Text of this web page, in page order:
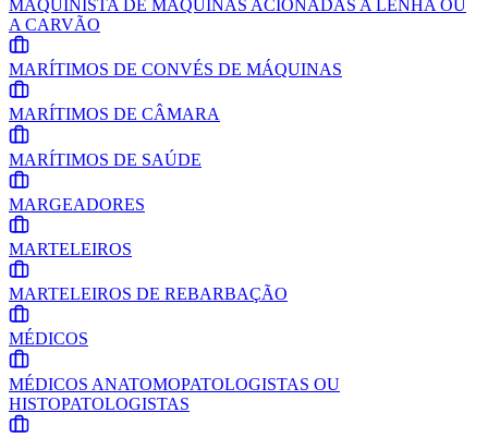
MAQUINISTA DE MÁQUINAS ACIONADAS A LENHA OU
A CARVÃO
MARÍTIMOS DE CONVÉS DE MÁQUINAS
MARÍTIMOS DE CÂMARA
MARÍTIMOS DE SAÚDE
MARGEADORES
MARTELEIROS
MARTELEIROS DE REBARBAÇÃO
MÉDICOS
MÉDICOS ANATOMOPATOLOGISTAS OU
HISTOPATOLOGISTAS